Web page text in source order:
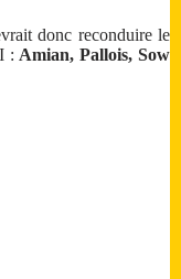
donc reconduire le
: Amian, Pallois, Sow